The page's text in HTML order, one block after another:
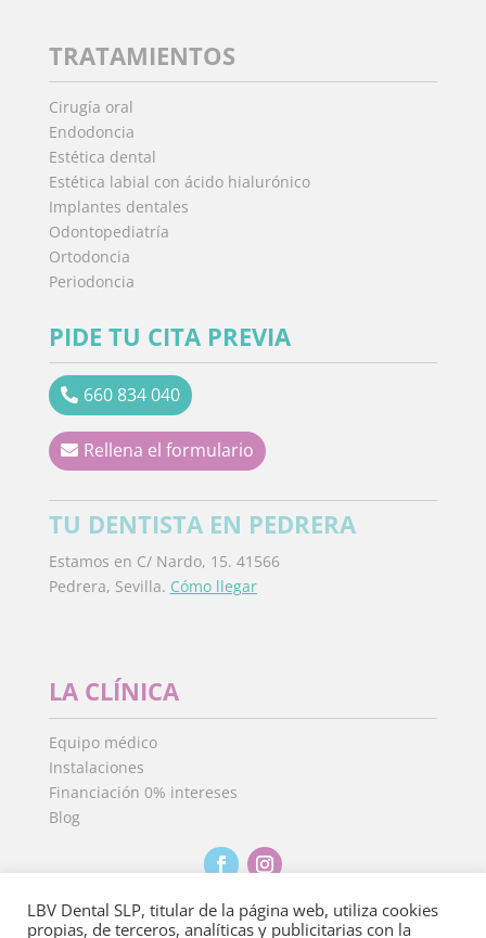
TRATAMIENTOS
Cirugía oral
Endodoncia
Estética dental
Estética labial con ácido hialurónico
Implantes dentales
Odontopediatría
Ortodoncia
Periodoncia
PIDE TU CITA PREVIA
660 834 040
Rellena el formulario
TU DENTISTA EN PEDRERA
Estamos en C/ Nardo, 15. 41566
Pedrera, Sevilla. Cómo llegar
LA CLÍNICA
Equipo médico
Instalaciones
Financiación 0% intereses
Blog
LBV Dental SLP, titular de la página web, utiliza cookies
propias, de terceros, analíticas y publicitarias con la